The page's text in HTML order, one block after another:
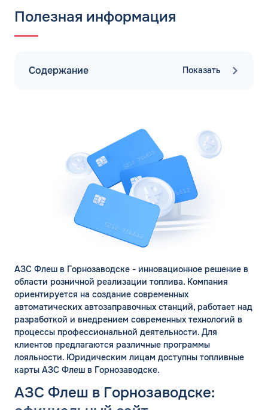
Полезная информация
Содержание Показать
АЗС Флеш в Горнозаводске - инновационное решение в
области розничной реализации топлива. Компания
ориентируется на создание современных
автоматических автозаправочных станций, работает над
разработкой и внедрением современных технологий в
процессы профессиональной деятельности. Для
клиентов предлагаются различные программы
лояльности. Юридическим лицам доступны топливные
карты АЗС Флеш в Горнозаводске.
АЗС Флеш в Горнозаводске: